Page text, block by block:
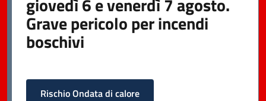
Grave pericolo per incendi
boschivi
Rischio Ondata di calore